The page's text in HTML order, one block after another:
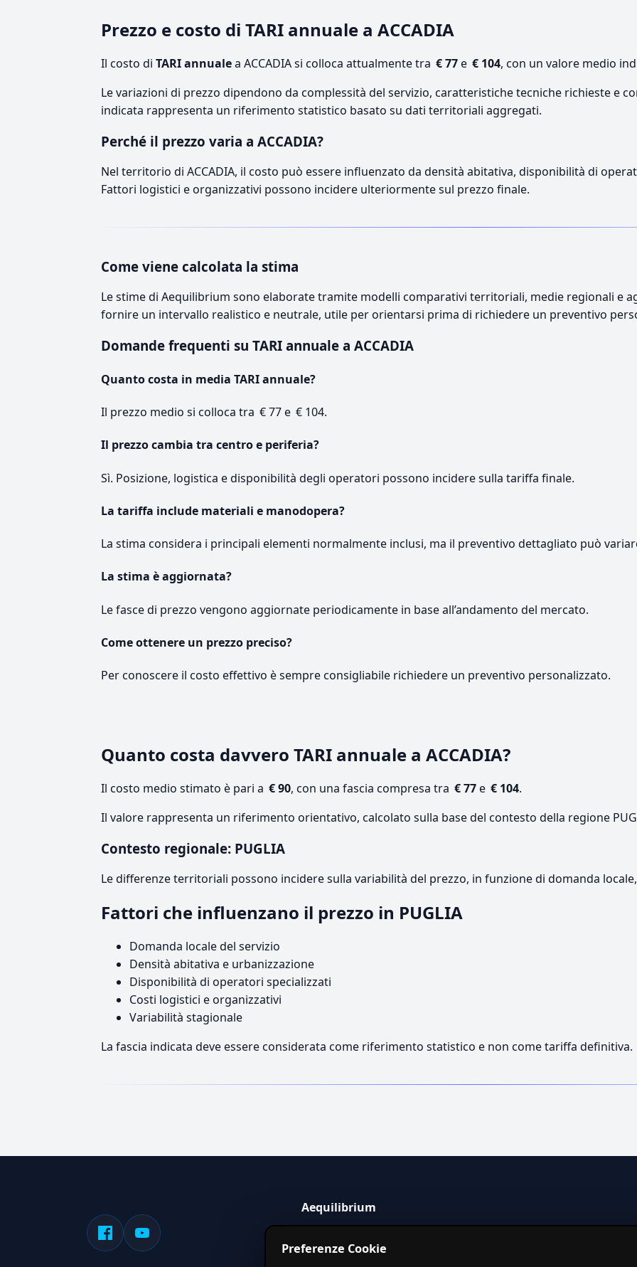
Prezzo e costo di TARI annuale a ACCADIA
Il costo di TARI annualea ACCADIA si colloca attualmente tra € 77e € 104, con un valore medio
Le variazioni di prezzo dipendono da complessità del servizio, caratteristiche tecniche richieste e
indicata rappresenta un riferimento statistico basato su dati territoriali aggregati.
Perché il prezzo varia a ACCADIA?
Nel territorio di ACCADIA, il costo può essere influenzato da densità abitativa, disponibilità di
Fattori logistici e organizzativi possono incidere ulteriormente sul prezzo finale.
Come viene calcolata la stima
Le stime di Aequilibrium sono elaborate tramite modelli comparativi territoriali, medie regionali e
fornire un intervallo realistico e neutrale, utile per orientarsi prima di richiedere un preventivo
Domande frequenti su TARI annuale a ACCADIA
Quanto costa in media TARI annuale?
Il prezzo medio si colloca tra € 77 e € 104.
Il prezzo cambia tra centro e periferia?
Sì. Posizione, logistica e disponibilità degli operatori possono incidere sulla tariffa finale.
La tariffa include materiali e manodopera?
La stima considera i principali elementi normalmente inclusi, ma il preventivo dettagliato può
La stima è aggiornata?
Le fasce di prezzo vengono aggiornate periodicamente in base all’andamento del mercato.
Come ottenere un prezzo preciso?
Per conoscere il costo effettivo è sempre consigliabile richiedere un preventivo personalizzato.
Quanto costa davvero TARI annuale a ACCADIA?
Il costo medio stimato è pari a € 90, con una fascia compresa tra € 77e € 104.
Il valore rappresenta un riferimento orientativo, calcolato sulla base del contesto della regione
Contesto regionale: PUGLIA
Le differenze territoriali possono incidere sulla variabilità del prezzo, in funzione di domanda
Fattori che influenzano il prezzo in PUGLIA
Domanda locale del servizio
Densità abitativa e urbanizzazione
Disponibilità di operatori specializzati
Costi logistici e organizzativi
Variabilità stagionale
La fascia indicata deve essere considerata come riferimento statistico e non come tariffa definitiva.
Aequilibrium
servizi in Italia.
Preferenze Cookie